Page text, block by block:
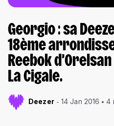
Georgio : sa
18ème
Reebok
La Cigale.
Deezer 14 Jan 2016 4